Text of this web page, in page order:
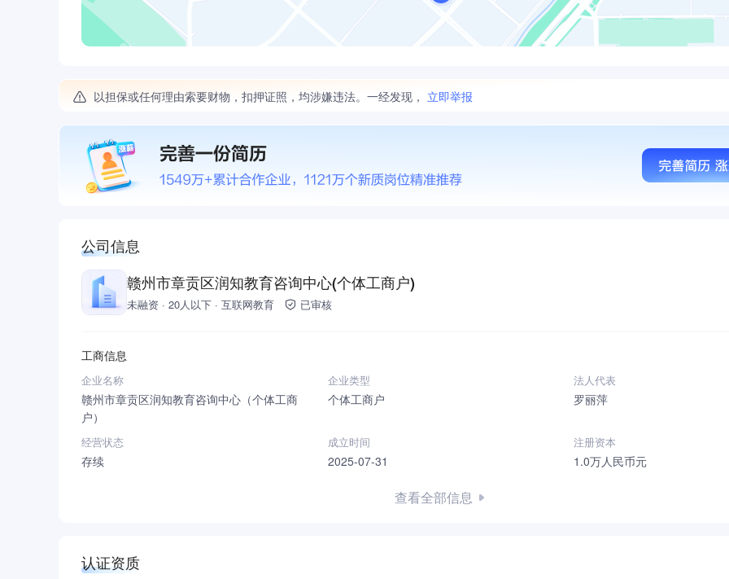
以担保或任何理由索要财物，扣押证照，均涉嫌违法。一经发现， 立即举报
公司信息
赣州市章贡区润知教育咨询中心(个体工商户)
未融资 · 20人以下 · 互联网教育 已审核
工商信息
企业名称
赣州市章贡区润知教育咨询中心（个体工商
户）
企业类型
个体工商户
法人代表
罗丽萍
经营状态
存续
成立时间
2025-07-31
注册资本
1.0万人民币元
查看全部信息
认证资质